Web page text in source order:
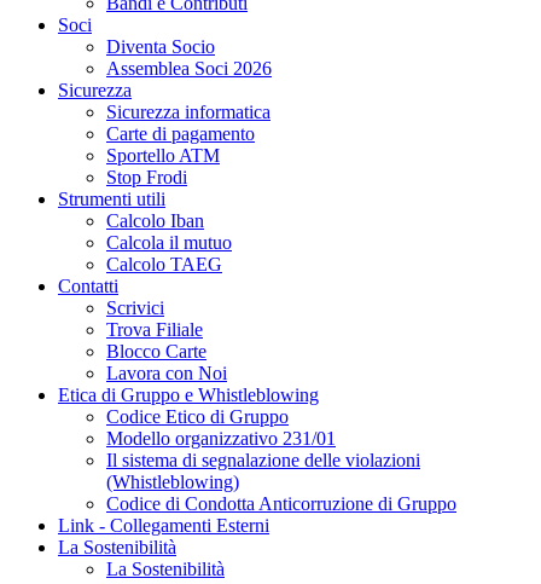
Soci
Diventa Socio
Assemblea Soci 2026
Sicurezza
Sicurezza informatica
Carte di pagamento
Sportello ATM
Stop Frodi
Strumenti utili
Calcolo Iban
Calcola il mutuo
Calcolo TAEG
Contatti
Scrivici
Trova Filiale
Blocco Carte
Lavora con Noi
Etica di Gruppo e Whistleblowing
Codice Etico di Gruppo
Modello organizzativo 231/01
Il sistema di segnalazione delle violazioni
(Whistleblowing)
Codice di Condotta Anticorruzione di Gruppo
Link - Collegamenti Esterni
La Sostenibilità
La Sostenibilità